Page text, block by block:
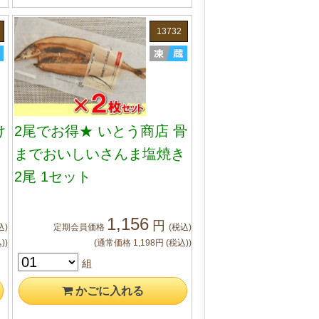
)
))
13732
2尾でお得★ いとう商店 骨
までおいしいさんま塩焼き
2尾 1セット
定期会員価格 1,156 円(税込)
(通常価格 1,198円(税込))
組
かごに入れる